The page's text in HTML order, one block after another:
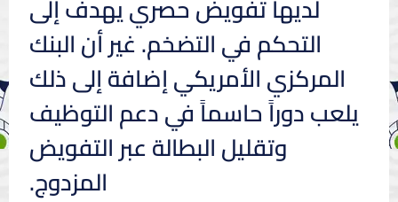
لديها تفويض حصري يهدف إلى
التحكم في التضخم. غير أن البنك
المركزي الأمريكي إضافة إلى ذلك
يلعب دوراً حاسماً في دعم التوظيف
وتقليل البطالة عبر التفويض
المزدوج.